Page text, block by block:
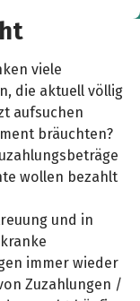
viele
die aktuell völlig
aufsuchen
bräuchten?
wollen bezahlt
und in
immer wieder
Zuzahlungen /